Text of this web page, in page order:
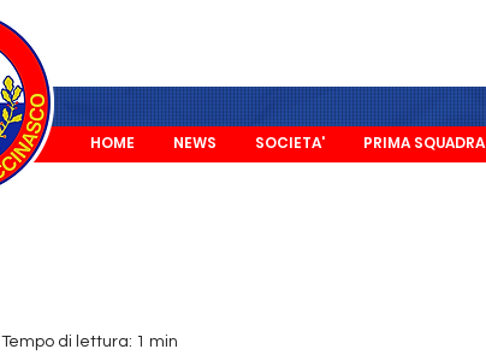
HOME NEWS SOCIETA' PRIMA SQUADRA
Tempo di lettura: 1 min